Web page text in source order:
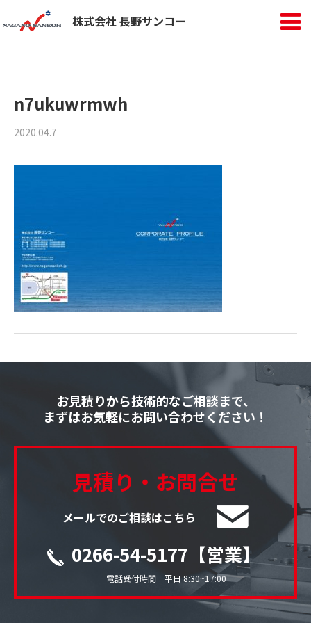
株式会社 長野サンコー
n7ukuwrmwh
2020.04.7
お見積りから技術的なご相談まで、
まずはお気軽にお問い合わせください！
見積り・お問合せ
メールでのご相談はこちら
0266-54-5177【営業】
電話受付時間 平日 8:30~17:00